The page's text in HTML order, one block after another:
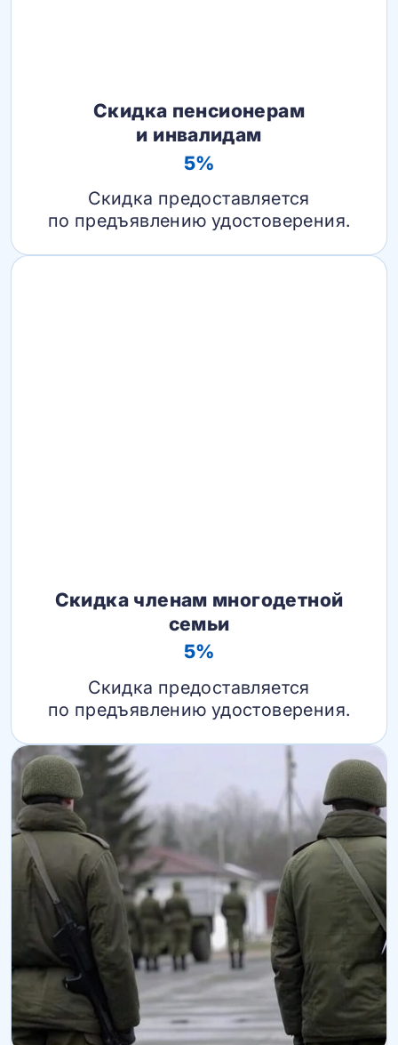
Скидка пенсионерам
и инвалидам
5%
Скидка предоставляется
по предъявлению удостоверения.
Скидка членам многодетной
семьи
5%
Скидка предоставляется
по предъявлению удостоверения.